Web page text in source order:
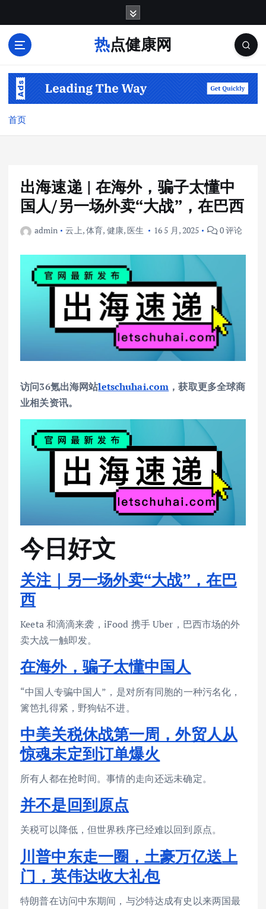
热点健康网
首页
出海速递 | 在海外，骗子太懂中
国人/另一场外卖“大战”，在巴西
admin 云上,体育, 健康, 医生 16 5 月, 2025 0 评论
访问36氪出海网站letschuhai.com ，获取更多全球商
业相关资讯。
今日好文
关注｜另一场外卖“大战”，在巴
西
Keeta 和滴滴来袭，iFood 携手 Uber，巴西市场的外
卖大战一触即发。
在海外，骗子太懂中国人
“中国人专骗中国人”，是对所有同胞的一种污名化，
篱笆扎得紧，野狗钻不进。
中美关税休战第一周，外贸人从
惊魂未定到订单爆火
所有人都在抢时间。事情的走向还远未确定。
并不是回到原点
关税可以降低，但世界秩序已经难以回到原点。
川普中东走一圈，土豪万亿送上
门，英伟达收大礼包
特朗普在访问中东期间，与沙特达成有史以来两国最